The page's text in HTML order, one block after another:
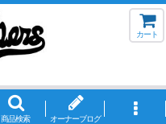
カート
商品検索 オーナーブログ